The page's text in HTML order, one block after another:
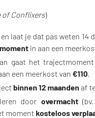
Conflixers)
laat je dat pas weten 14
in aan een
gaat het
een meerkost van €110.
binnen 12 maanden af
door overmacht
moment kosteloos